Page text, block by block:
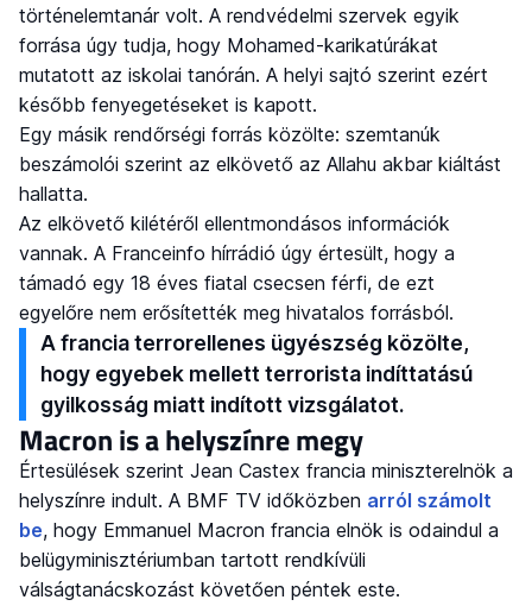
történelemtanár volt. A rendvédelmi szervek egyik
forrása úgy tudja, hogy Mohamed-karikatúrákat
mutatott az iskolai tanórán. A helyi sajtó szerint ezért
később fenyegetéseket is kapott.
Egy másik rendőrségi forrás közölte: szemtanúk
beszámolói szerint az elkövető az Allahu akbar kiáltást
hallatta.
Az elkövető kilétéről ellentmondásos információk
vannak. A Franceinfo hírrádió úgy értesült, hogy a
támadó egy 18 éves fiatal csecsen férfi, de ezt
egyelőre nem erősítették meg hivatalos forrásból.
A francia terrorellenes ügyészség közölte,
hogy egyebek mellett terrorista indíttatású
gyilkosság miatt indított vizsgálatot.
Macron is a helyszínre megy
Értesülések szerint Jean Castex francia miniszterelnök a
helyszínre indult. A BMF TV időközben arról számolt
be, hogy Emmanuel Macron francia elnök is odaindul a
belügyminisztériumban tartott rendkívüli
válságtanácskozást követően péntek este.